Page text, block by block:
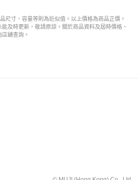
尺寸、容量等則為近似值。以上價格為商品正價。
及時更新，敬請原諒。關於商品資料及屆時價格、
舖查詢。